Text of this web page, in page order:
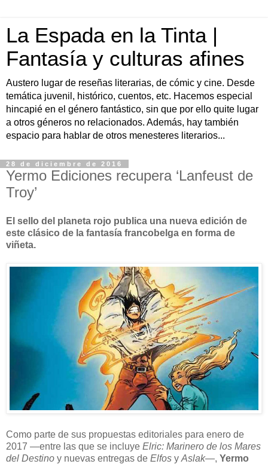
La Espada en la Tinta |
Fantasía y culturas afines
Austero lugar de reseñas literarias, de cómic y cine. Desde
temática juvenil, histórico, cuentos, etc. Hacemos especial
hincapié en el género fantástico, sin que por ello quite lugar
a otros géneros no relacionados. Además, hay también
espacio para hablar de otros menesteres literarios...
28 de diciembre de 2016
Yermo Ediciones recupera ‘Lanfeust de
Troy’
El sello del planeta rojo publica una nueva edición de
este clásico de la fantasía francobelga en forma de
viñeta.
Como parte de sus propuestas editoriales para enero de
2017 —entre las que se incluye Elric: Marinero de los Mares
del Destino y nuevas entregas de Elfos y Aslak—, Yermo